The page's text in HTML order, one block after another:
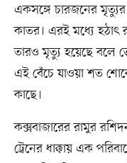
একসঙ্গে চারজনের
কাতর। এরই মধ্যে হঠাৎ
তারও মৃত্যু হয়েছে বলে
এই বেঁচে যাওয়া শত
কাছে।
কক্সবাজারের রামুর
ট্রেনের ধাক্কায় এক